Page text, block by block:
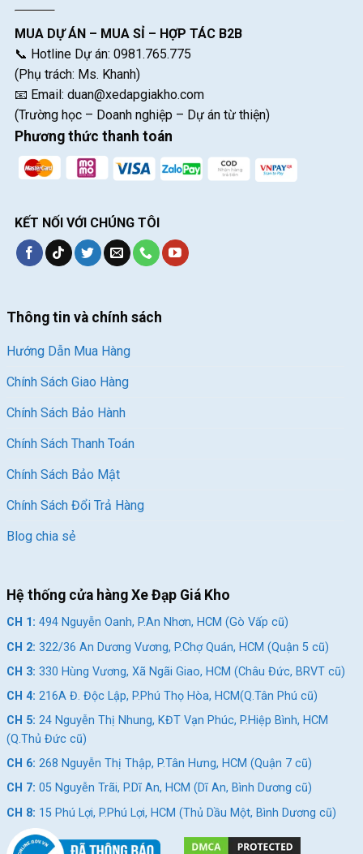
MUA DỰ ÁN – MUA SỈ – HỢP TÁC B2B
📞 Hotline Dự án: 0981.765.775
(Phụ trách: Ms. Khanh)
📧 Email: duan@xedapgiakho.com
(Trường học – Doanh nghiệp – Dự án từ thiện)
Phương thức thanh toán
KẾT NỐI VỚI CHÚNG TÔI
Thông tin và chính sách
Hướng Dẫn Mua Hàng
Chính Sách Giao Hàng
Chính Sách Bảo Hành
Chính Sách Thanh Toán
Chính Sách Bảo Mật
Chính Sách Đổi Trả Hàng
Blog chia sẻ
Hệ thống cửa hàng Xe Đạp Giá Kho
CH 1: 494 Nguyễn Oanh, P.An Nhơn, HCM (Gò Vấp cũ)
CH 2: 322/36 An Dương Vương, P.Chợ Quán, HCM (Quận 5 cũ)
CH 3: 330 Hùng Vương, Xã Ngãi Giao, HCM (Châu Đức, BRVT cũ)
CH 4: 216A Đ. Độc Lập, P.Phú Thọ Hòa, HCM(Q.Tân Phú cũ)
CH 5: 24 Nguyễn Thị Nhung, KĐT Vạn Phúc, P.Hiệp Bình, HCM
(Q.Thủ Đức cũ)
CH 6: 268 Nguyễn Thị Thập, P.Tân Hưng, HCM (Quận 7 cũ)
CH 7: 05 Nguyễn Trãi, P.Dĩ An, HCM (Dĩ An, Bình Dương cũ)
CH 8: 15 Phú Lợi, P.Phú Lợi, HCM (Thủ Dầu Một, Bình Dương cũ)